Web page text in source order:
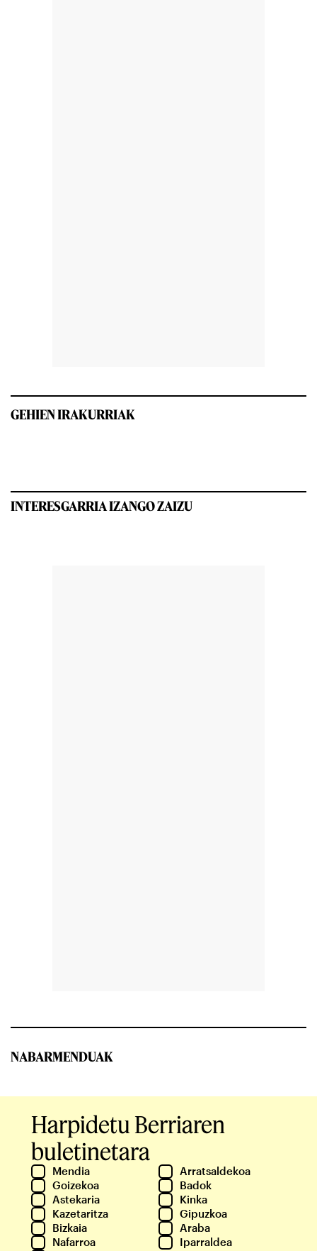
GEHIEN IRAKURRIAK
INTERESGARRIA IZANGO ZAIZU
NABARMENDUAK
Harpidetu Berriaren
buletinetara
Mendia
Arratsaldekoa
Goizekoa
Badok
Astekaria
Kinka
Kazetaritza
Gipuzkoa
Bizkaia
Araba
Nafarroa
Iparraldea